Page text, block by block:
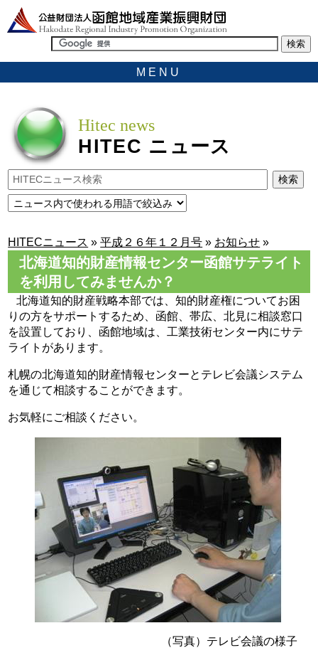
MENU
Hitec news
HITEC ニュース
HITECニュース »平成２６年１２月号 » お知らせ »
北海道知的財産情報センター函館サテライト
を利用してみませんか？
北海道知的財産戦略本部では、知的財産権についてお困
りの方をサポートするため、函館、帯広、北見に相談窓口
を設置しており、函館地域は、工業技術センター内にサテ
ライトがあります。
札幌の北海道知的財産情報センターとテレビ会議システム
を通じて相談することができます。
お気軽にご相談ください。
（写真）テレビ会議の様子